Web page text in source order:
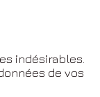
indésirables.
de vos